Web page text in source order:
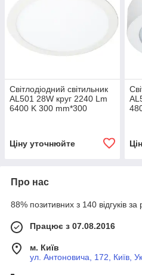
Світлодіодний світильник
AL501 28W круг 2240 Lm
6400 K 300 mm*300
Ціну уточнюйте
Про нас
88% позитивних з 140 відгуків за
Працює з 07.08.2016
м. Київ
ул. Антоновича, 172, Київ,